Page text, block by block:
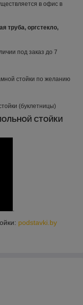
в офис в
труба, оргстекло,
под заказ до 7
стойки по желанию
(буклетницы)
СТОЙКИ
.
podstavki.by